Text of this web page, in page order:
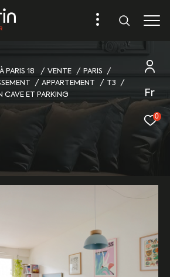
Fr
0
PARIS 18 VENTE
PARIS
APPARTEMENT
T3
CAVE ET PARKING